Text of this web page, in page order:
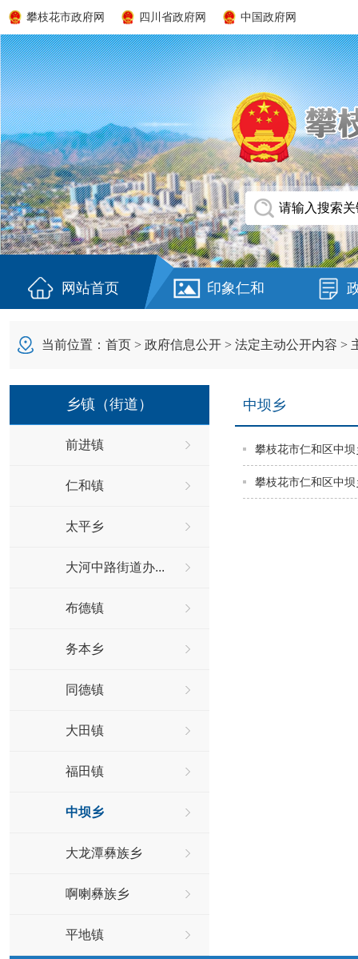
攀枝花市政府网 四川省政府网 中国政府网
网站首页 印象仁和
当前位置： 首页 > 政府信息公开 > 法定主动公开内容 >
乡镇（街道）
前进镇
仁和镇
太平乡
大河中路街道办...
布德镇
务本乡
同德镇
大田镇
福田镇
中坝乡
大龙潭彝族乡
啊喇彝族乡
平地镇
中坝乡
攀枝花市仁和区中
攀枝花市仁和区中